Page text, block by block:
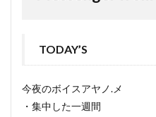
TODAY’S
今夜のボイスアヤノ.メ
・集中した一週間